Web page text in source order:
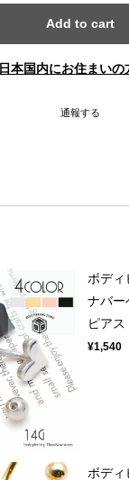
Add to cart
日本国内にお住まいの
通報する
ボディ
ナバー
ピア
¥1,540
ボディ